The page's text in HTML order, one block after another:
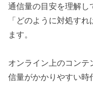
通信量の目安を理解し
「どのように対処す
ます。
オンライン上のコンテ
信量がかかりやすい時